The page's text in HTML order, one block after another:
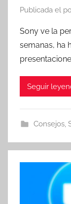
Publicada el
Sony ve la
semanas, ha
Seguir
Consejos,